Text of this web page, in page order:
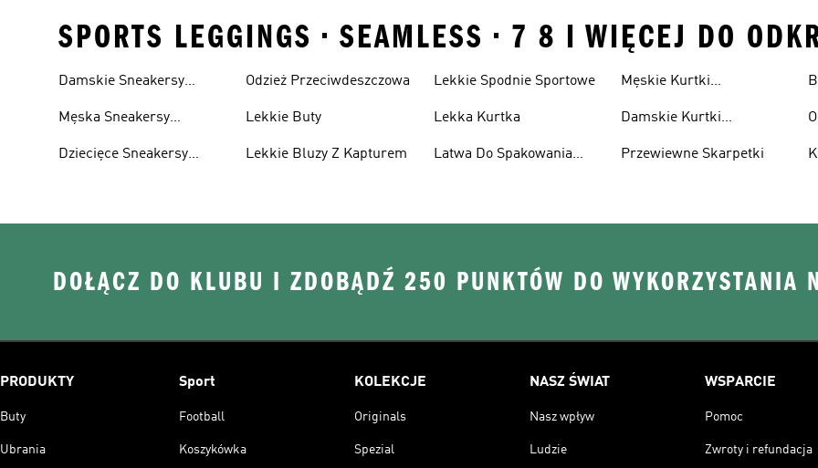
SPORTS LEGGINGS • SEAMLESS • 7 8 I WIĘCEJ DO
Damskie Sneakersy
Męska Sneakersy
Dziecięce Sneakersy
Odzież Przeciwdeszczowa
Lekkie Buty
Lekkie Bluzy Z Kapturem
Lekkie Spodnie Sportowe
Lekka Kurtka
Latwa Do Spakowania
Męskie Kurtki
Damskie Kurtki
Przewiewne Skarpetki
DOŁĄCZ DO KLUBU I ZDOBĄDŹ 250 PUNKTÓW DO WYKORZYSTANIA
PRODUKTY
Buty
Ubrania
Sport
Football
Koszykówka
KOLEKCJE
Originals
Spezial
NASZ ŚWIAT
Nasz wpływ
Ludzie
WSPARCIE
Pomoc
Zwroty i refundacja